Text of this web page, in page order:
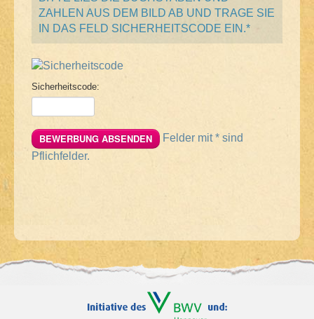
ZAHLEN AUS DEM BILD AB UND TRAGE SIE
IN DAS FELD SICHERHEITSCODE EIN.*
Sicherheitscode:
BEWERBUNG ABSENDEN
Felder mit * sind
Pflichfelder.